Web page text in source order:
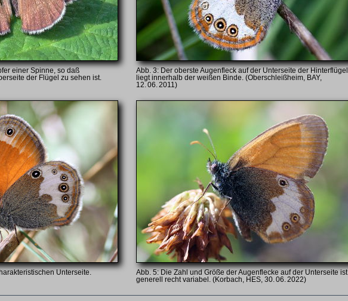
einer Spinne, so daß
der Flügel zu sehen ist.
Der oberste Augenfleck auf der Unterseite der Hinterflügel
liegt innerhalb der weißen Binde. (Oberschleißheim, BAY,
12. 06. 2011)
Unterseite.
Die Zahl und Größe der Augenflecke auf der Unterseite ist
generell recht variabel. (Korbach, HES, 30. 06. 2022)